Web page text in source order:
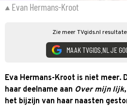
Evan Hermans-Kroot
Zie meer TVgids.nl
MAAK TVGIDS.NL JE
Eva Hermans-Kroot is niet meer.
haar deelname aan Over mijn lijk
het bijzijn van haar naasten